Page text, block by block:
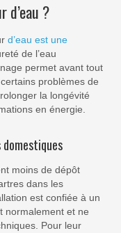
d’eau ?
d’eau est une
de l’eau
permet avant tout
problèmes de
la longévité
en énergie.
moins de dépôt
dans les
est confiée à un
normalement et ne
Pour leur